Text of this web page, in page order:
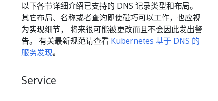
以下各节详细介绍已支持的 DNS 记录类型和布局。
其它布局、名称或者查询即使碰巧可以工作，也应视
为实现细节， 将来很可能被更改而且不会因此发出警
告。 有关最新规范请查看 Kubernetes 基于 DNS 的
服务发现。
Service